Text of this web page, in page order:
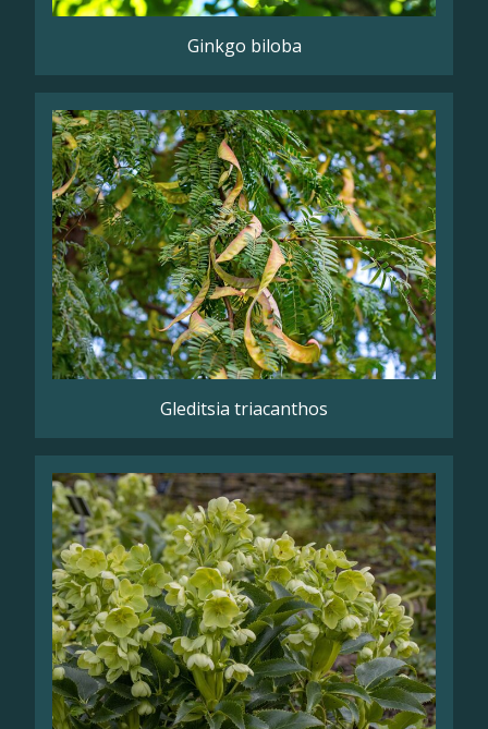
Ginkgo biloba
Gleditsia triacanthos